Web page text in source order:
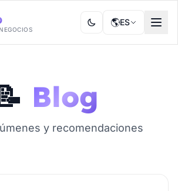
🌎ES
Blog
y recomendaciones